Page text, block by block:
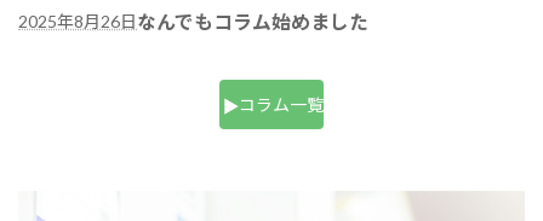
2025年8月26日なんでもコラム始めました
コラム一覧